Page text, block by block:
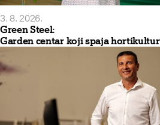
3. 8. 2026.
Green Steel:
Garden centar koji spaja